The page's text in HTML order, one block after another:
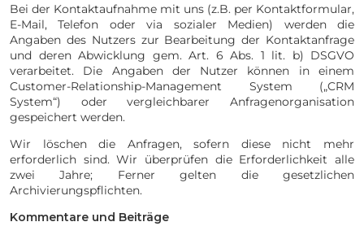
Bei der Kontaktaufnahme mit uns (z.B. per Kontaktformular,
E-Mail, Telefon oder via sozialer Medien) werden die
Angaben des Nutzers zur Bearbeitung der Kontaktanfrage
und deren Abwicklung gem. Art. 6 Abs. 1 lit. b) DSGVO
verarbeitet. Die Angaben der Nutzer können in einem
Customer-Relationship-Management System („CRM
System“) oder vergleichbarer Anfragenorganisation
gespeichert werden.
Wir löschen die Anfragen, sofern diese nicht mehr
erforderlich sind. Wir überprüfen die Erforderlichkeit alle
zwei Jahre; Ferner gelten die gesetzlichen
Archivierungspflichten.
Kommentare und Beiträge